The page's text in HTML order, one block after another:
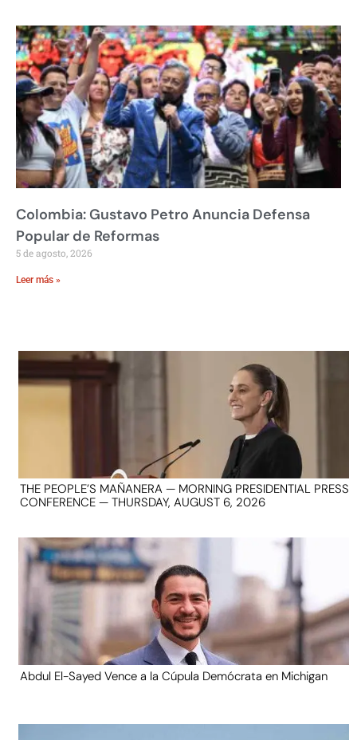
Colombia: Gustavo Petro Anuncia Defensa
Popular de Reformas
5 de agosto, 2026
Leer más »
THE PEOPLE’S MAÑANERA — MORNING PRESIDENTIAL PRESS
CONFERENCE — THURSDAY, AUGUST 6, 2026
Abdul El-Sayed Vence a la Cúpula Demócrata en Michigan